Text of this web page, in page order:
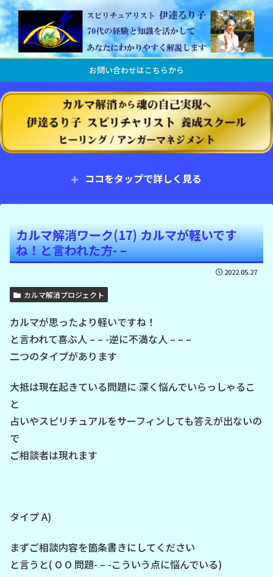
お問い合わせはこちらから
ココをタップで詳しく見る
カルマ解消ワーク(17) カルマが軽いです
ね！と言われた方- –
2022.05.27
カルマ解消プロジェクト
カルマが思ったより軽いですね！
と言われて喜ぶ人 – – -逆に不満な人 – – –
二つのタイプがあります
大抵は現在起きている問題に 深く悩んでいらっしゃるこ
と
占いやスピリチュアルをサーフィンしても答えが出ないの
で
ご相談者は現れます
タイプ A)
まずご相談内容を箇条書きにしてください
と言うと( O O 問題- – -こういう点に悩んでいる)